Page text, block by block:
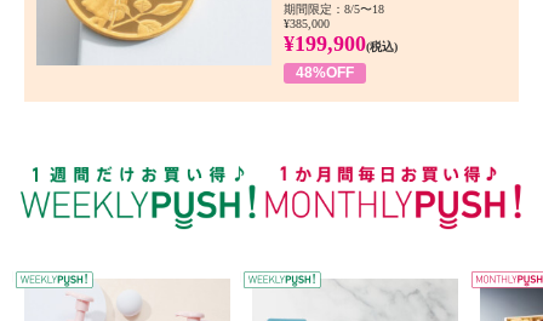
期間限定：8/5〜18
¥385,000
¥199,900(税込)
48%OFF
WEEKLY PUSH